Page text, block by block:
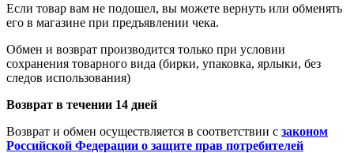
Если товар вам не подошел, вы можете вернуть или обменять
его в магазине при предъявлении чека.
Обмен и возврат производится только при условии
сохранения товарного вида (бирки, упаковка, ярлыки, без
следов использования)
Возврат в течении 14 дней
Возврат и обмен осуществляется в соответствии с законом
Российской Федерации о защите прав потребителей